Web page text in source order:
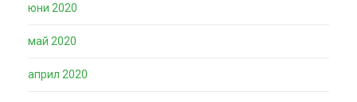
юни 2020
май 2020
април 2020